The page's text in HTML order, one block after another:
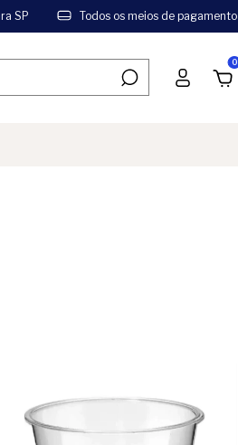
SP Todos os meios de pagamento
0